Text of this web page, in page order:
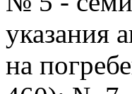
указания
на